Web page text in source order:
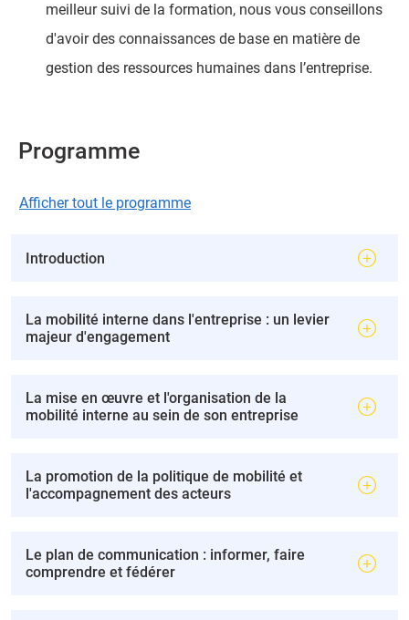
meilleur suivi de la formation, nous vous conseillons
d'avoir des connaissances de base en matière de
gestion des ressources humaines dans l’entreprise.
Programme
Afficher tout le programme
Introduction
La mobilité interne dans l'entreprise : un levier
majeur d'engagement
La mise en œuvre et l'organisation de la
mobilité interne au sein de son entreprise
La promotion de la politique de mobilité et
l'accompagnement des acteurs
Le plan de communication : informer, faire
comprendre et fédérer